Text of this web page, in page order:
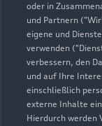
oder in
und Partnern
eigene und
verwenden
verbessern, den
und auf Ihre
einschließlich
externe Inhalte
Hierdurch werden